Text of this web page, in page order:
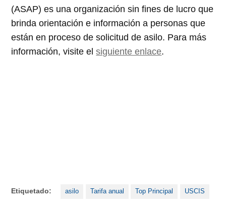
(ASAP) es una organización sin fines de lucro que
brinda orientación e información a personas que
están en proceso de solicitud de asilo. Para más
información, visite elsiguiente enlace.
Etiquetado: asilo Tarifa anual Top Principal USCIS